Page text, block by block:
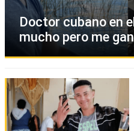
Doctor cubano en
mucho pero me